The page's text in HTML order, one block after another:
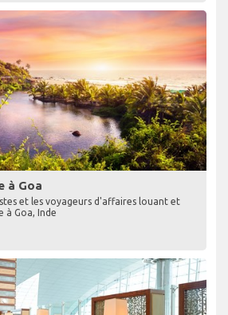
à Goa
et les voyageurs d'affaires louant et
à Goa, Inde